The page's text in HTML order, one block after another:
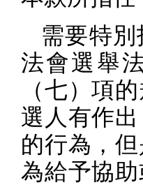
需要特
法會選舉
（七）項
選人有作
的行為，
為給予協